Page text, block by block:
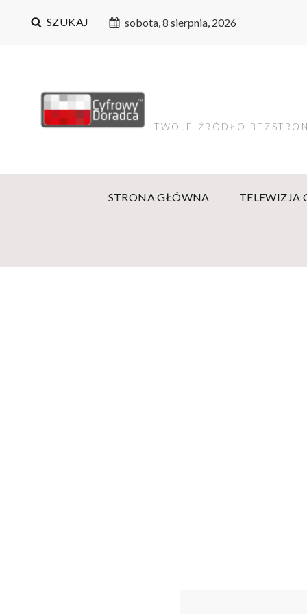
SZUKAJ sobota, 8 sierpnia, 2026
TWOJE ŹRÓDŁO
STRONA GŁÓWNA TELEWIZJA